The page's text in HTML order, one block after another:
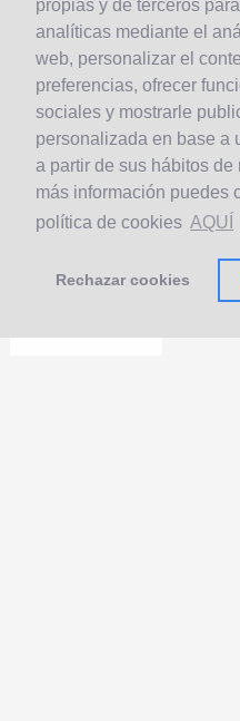
propias y de terceros
analíticas mediante el
web, personalizar el
preferencias, ofrecer
sociales y mostrarle
personalizada en base a
a partir de sus hábitos de
más información puedes
política de cookies AQUÍ
Rechazar cookies